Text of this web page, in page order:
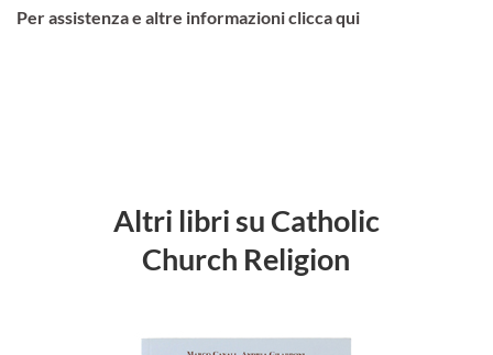
Per assistenza e altre informazioni clicca qui
Altri libri su Catholic
Church Religion